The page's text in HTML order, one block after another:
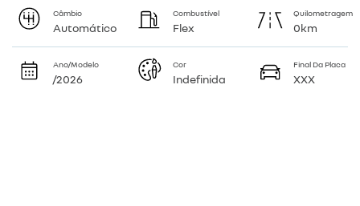
Câmbio
Automático
Combustível
Flex
Quilometragem
0km
Ano/Modelo
/2026
Cor
Indefinida
Final Da Placa
XXX